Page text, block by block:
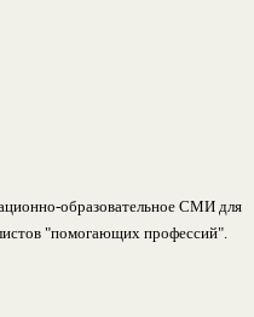
образовательное СМИ для
"помогающих профессий".